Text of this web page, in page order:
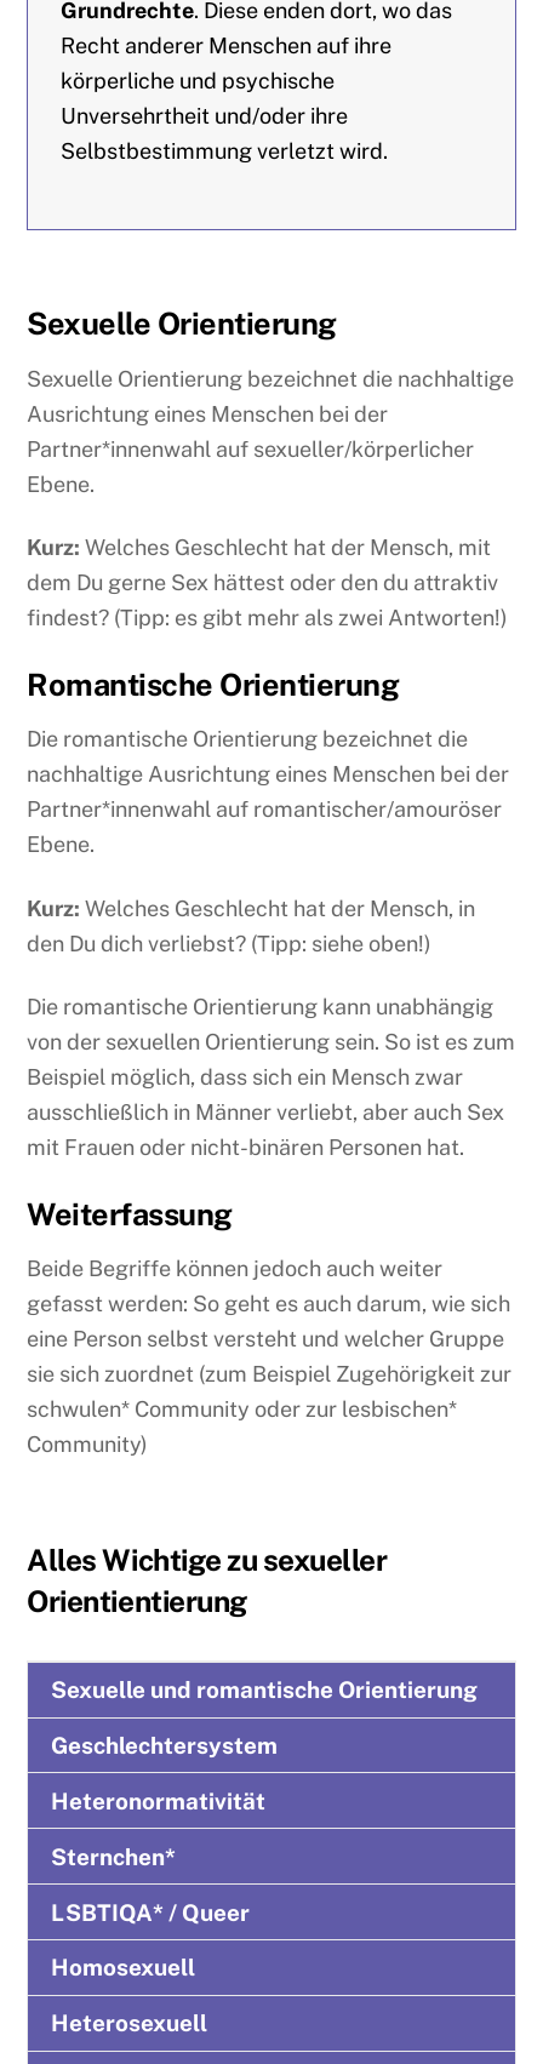
Grundrechte. Diese enden dort, wo das
Recht anderer Menschen auf ihre
körperliche und psychische
Unversehrtheit und/oder ihre
Selbstbestimmung verletzt wird.
Sexuelle Orientierung
Sexuelle Orientierung bezeichnet die nachhaltige
Ausrichtung eines Menschen bei der
Partner*innenwahl auf sexueller/körperlicher
Ebene.
Kurz:Welches Geschlecht hat der Mensch, mit
dem Du gerne Sex hättest oder den du attraktiv
findest? (Tipp: es gibt mehr als zwei Antworten!)
Romantische Orientierung
Die romantische Orientierung bezeichnet die
nachhaltige Ausrichtung eines Menschen bei der
Partner*innenwahl auf romantischer/amouröser
Ebene.
Kurz:Welches Geschlecht hat der Mensch, in
den Du dich verliebst? (Tipp: siehe oben!)
Die romantische Orientierung kann unabhängig
von der sexuellen Orientierung sein. So ist es zum
Beispiel möglich, dass sich ein Mensch zwar
ausschließlich in Männer verliebt, aber auch Sex
mit Frauen oder nicht-binären Personen hat.
Weiterfassung
Beide Begriffe können jedoch auch weiter
gefasst werden: So geht es auch darum, wie sich
eine Person selbst versteht und welcher Gruppe
sie sich zuordnet (zum Beispiel Zugehörigkeit zur
schwulen* Community oder zur lesbischen*
Community)
Alles Wichtige zu sexueller
Orientientierung
Sexuelle und romantische Orientierung
Geschlechtersystem
Heteronormativität
Sternchen*
LSBTIQA* / Queer
Homosexuell
Heterosexuell